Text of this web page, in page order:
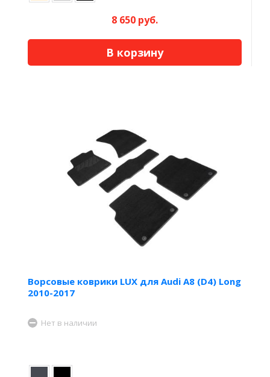
8 650 руб.
В корзину
Ворсовые коврики LUX для Audi A8 (D4) Long
2010-2017
Нет в наличии